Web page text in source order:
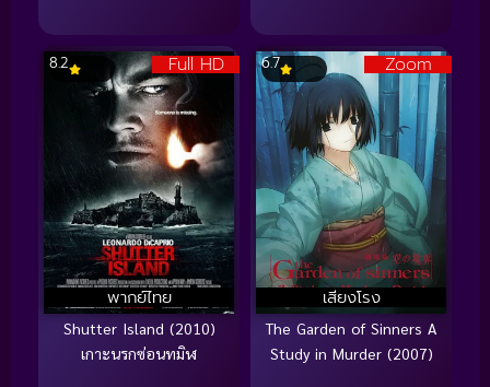
Full HD
พากย์ไทย
8.2
Shutter Island (2010)
เกาะนรกซ่อนทมิฬ
Zoom
เสียงโรง
6.7
The Garden of Sinners A
Study in Murder (2007)